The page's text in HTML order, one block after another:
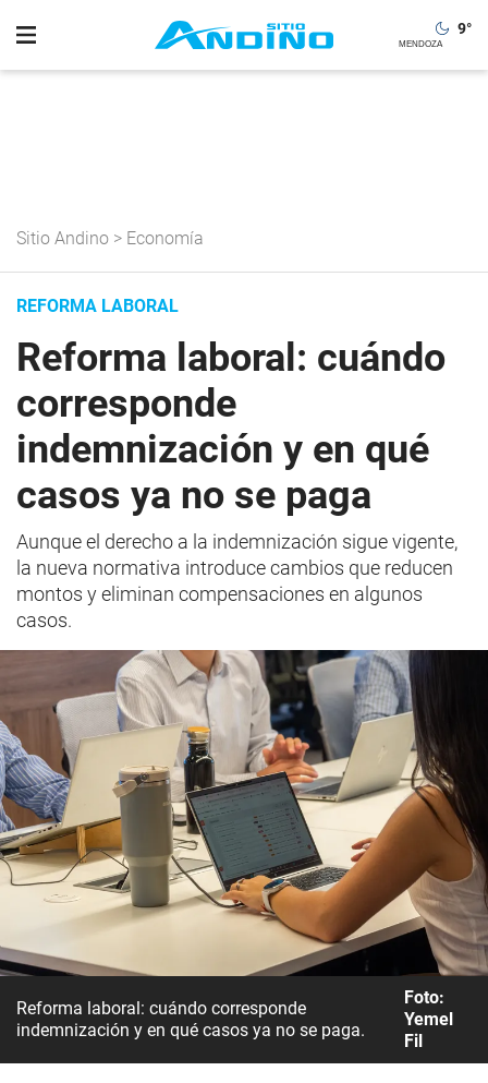
9°
Sitio Andino > Economía
REFORMA LABORAL
Reforma laboral: cuándo
corresponde
indemnización y en qué
casos ya no se paga
Aunque el derecho a la indemnización sigue vigente,
la nueva normativa introduce cambios que reducen
montos y eliminan compensaciones en algunos
casos.
Reforma laboral: cuándo corresponde
indemnización y en qué casos ya no se paga.
Foto:
Yemel
Fil